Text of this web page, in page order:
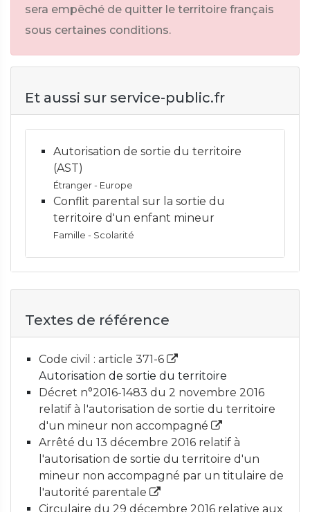
sera empêché de quitter le territoire français
sous certaines conditions.
Et aussi sur service-public.fr
Autorisation de sortie du territoire
(AST)
Étranger - Europe
Conflit parental sur la sortie du
territoire d'un enfant mineur
Famille - Scolarité
Textes de référence
Code civil : article 371-6
Autorisation de sortie du territoire
Décret n°2016-1483 du 2 novembre 2016
relatif à l'autorisation de sortie du territoire
d'un mineur non accompagné
Arrêté du 13 décembre 2016 relatif à
l'autorisation de sortie du territoire d'un
mineur non accompagné par un titulaire de
l'autorité parentale
Circulaire du 29 décembre 2016 relative aux